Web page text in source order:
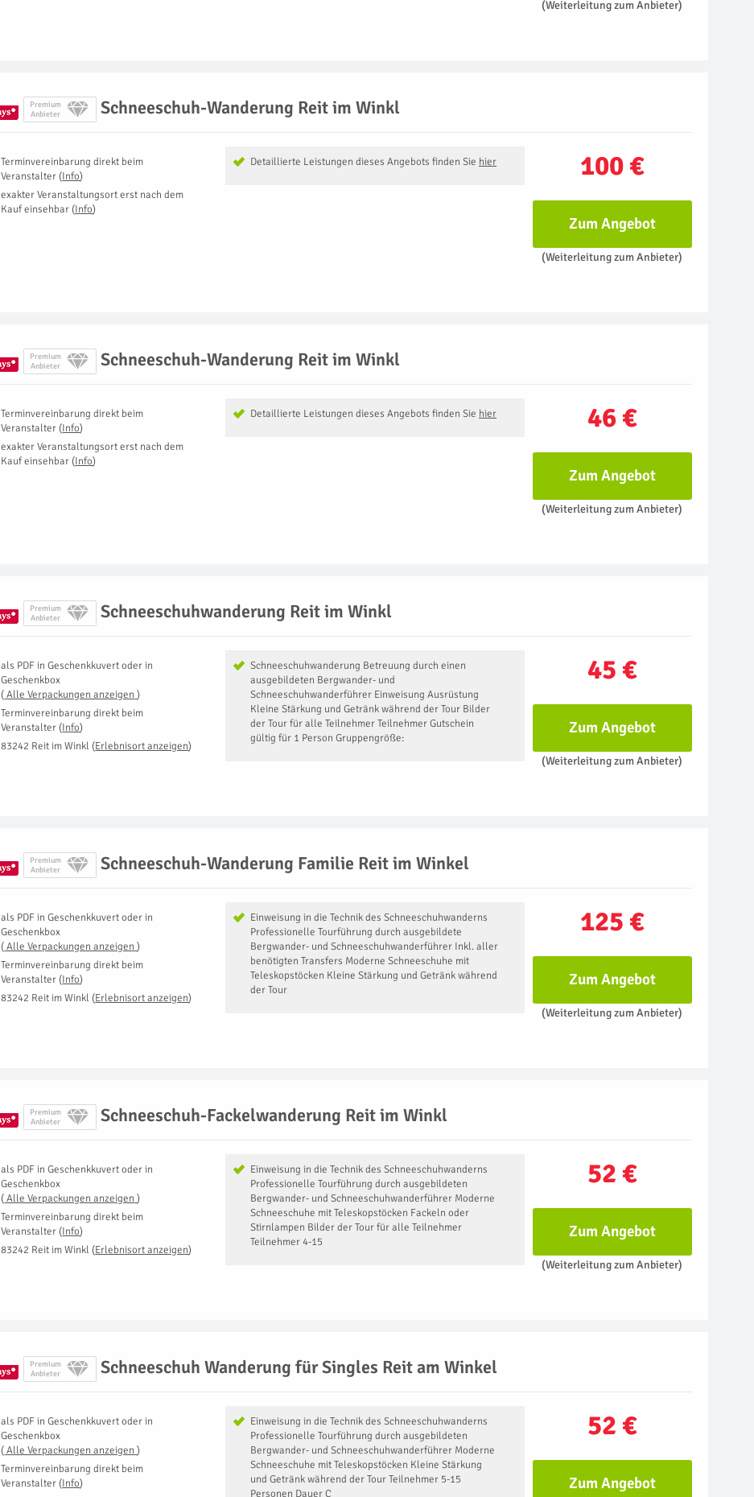
(Weiterleitung zum Anbieter)
Premium
Anbieter
Schneeschuh-Wanderung Reit im Winkl
100 €
Detaillierte Leistungen dieses Angebots finden Sie hier
Terminvereinbarung direkt beim
Veranstalter (Info)
exakter Veranstaltungsort erst nach dem
Kauf einsehbar (Info)
Zum Angebot
(Weiterleitung zum Anbieter)
Premium
Anbieter
Schneeschuh-Wanderung Reit im Winkl
46 €
Detaillierte Leistungen dieses Angebots finden Sie hier
Terminvereinbarung direkt beim
Veranstalter (Info)
exakter Veranstaltungsort erst nach dem
Kauf einsehbar (Info)
Zum Angebot
(Weiterleitung zum Anbieter)
Premium
Anbieter
Schneeschuhwanderung Reit im Winkl
45 €
Schneeschuhwanderung ​Betreuung durch einen
ausgebildeten Bergwander- und
Schneeschuhwanderführer Einweisung Ausrüstung
Kleine Stärkung und Getränk während der Tour Bilder
der Tour für alle Teilnehmer Teilnehmer Gutschein
gültig für 1 Person Gruppengröße:
als PDFinGeschenkkuvert oder in
Geschenkbox
( Alle Verpackungen anzeigen )
Terminvereinbarung direkt beim
Veranstalter (Info)
83242 Reit im Winkl (Erlebnisort anzeigen)
Zum Angebot
(Weiterleitung zum Anbieter)
Premium
Anbieter
Schneeschuh-Wanderung Familie Reit im Winkel
125 €
Einweisung in die Technik des Schneeschuhwanderns
Professionelle Tourführung durch ausgebildete
Bergwander- und Schneeschuhwanderführer Inkl. aller
benötigten Transfers Moderne Schneeschuhe mit
Teleskopstöcken Kleine Stärkung und Getränk während
der Tour
als PDFinGeschenkkuvert oder in
Geschenkbox
( Alle Verpackungen anzeigen )
Terminvereinbarung direkt beim
Veranstalter (Info)
83242 Reit im Winkl (Erlebnisort anzeigen)
Zum Angebot
(Weiterleitung zum Anbieter)
Premium
Anbieter
Schneeschuh-Fackelwanderung Reit im Winkl
52 €
Einweisung in die Technik des Schneeschuhwanderns
Professionelle Tourführung durch ausgebildeten
Bergwander- und Schneeschuhwanderführer Moderne
Schneeschuhe mit Teleskopstöcken Fackeln oder
Stirnlampen Bilder der Tour für alle Teilnehmer
Teilnehmer 4-15
als PDFinGeschenkkuvert oder in
Geschenkbox
( Alle Verpackungen anzeigen )
Terminvereinbarung direkt beim
Veranstalter (Info)
83242 Reit im Winkl (Erlebnisort anzeigen)
Zum Angebot
(Weiterleitung zum Anbieter)
Premium
Anbieter
Schneeschuh Wanderung für Singles Reit am Winkel
52 €
Einweisung in die Technik des Schneeschuhwanderns
Professionelle Tourführung durch ausgebildeten
Bergwander- und Schneeschuhwanderführer Moderne
Schneeschuhe mit Teleskopstöcken Kleine Stärkung
und Getränk während der Tour Teilnehmer 5-15
Personen Dauer C
als PDFinGeschenkkuvert oder in
Geschenkbox
( Alle Verpackungen anzeigen )
Terminvereinbarung direkt beim
Veranstalter (Info)
Zum Angebot